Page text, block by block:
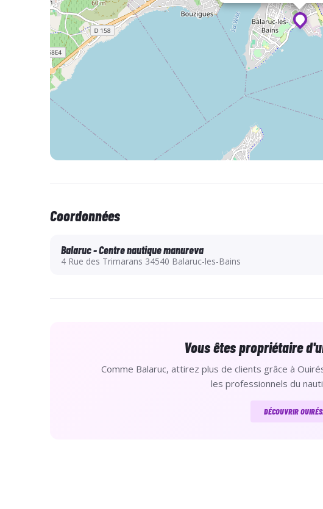
Coordonnées
Balaruc - Centre nautique manureva
4 Rue des Trimarans 34540 Balaruc-les-Bains
Vous êtes propriétaire
Comme Balaruc, attirez plus de clients grâce à
les professionnels du
DÉCOUVRIR